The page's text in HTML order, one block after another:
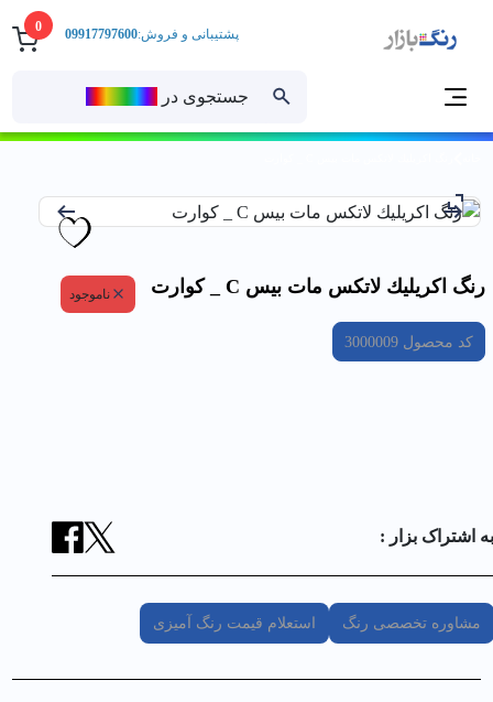
0
جستجوی در
پشتیبانی و فروش:09917797600
رنگ اكريليك لاتكس مات بيس C _ كوارت ناموجود
کد محصول3000009
به اشتراک بزار :
مشاوره تخصصی رنگ استعلام قیمت رنگ آمیزی